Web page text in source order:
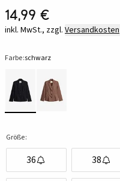
14,99 €
inkl. MwSt., zzgl. Versandkosten
Farbe:schwarz
Größe:
36 38